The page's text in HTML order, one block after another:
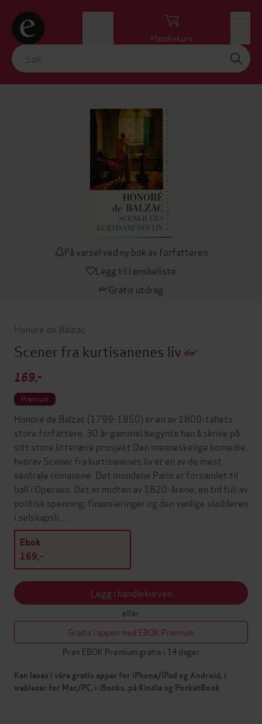
Handlekurv
Få varsel ved ny bok av forfatteren
Legg til i ønskeliste
Gratis utdrag
Honoré de Balzac
Scener fra kurtisanenes liv
169,-
Premium
Honoré de Balzac (1799-1850) er en av 1800-tallets
store forfattere. 30 år gammel begynte han å skrive på
sitt store litterære prosjekt Den menneskelige komedie,
hvorav Scener fra kurtisanenes liv er en av de mest
sentrale romanene. Det mondene Paris er forsamlet til
ball i Operaen. Det er midten av 1820-årene, en tid full av
politisk spenning, finansieringer og den vanlige sladderen
i selskapsli…
Ebok
169,-
Legg i handlekurven
eller
Gratis i appen med EBOK Premium
Prøv EBOK Premium gratis i 14 dager
Kan leses i våre gratis apper for iPhone/iPad og Android, i
webleser for Mac/PC, i iBooks, på Kindle og PocketBook